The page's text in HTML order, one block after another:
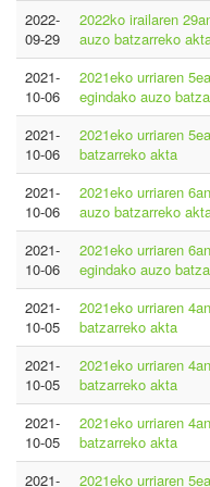
2022-
09-29
2022ko irailaren
auzo batzarreko
2021-
10-06
2021eko urriaren
egindako auzo
2021-
10-06
2021eko urriaren
batzarreko akta
2021-
10-06
2021eko urriaren
auzo batzarreko
2021-
10-06
2021eko urriaren
egindako auzo
2021-
10-05
2021eko urriaren
batzarreko akta
2021-
10-05
2021eko urriaren
batzarreko akta
2021-
10-05
2021eko urriaren
batzarreko akta
2021-
2021eko urriaren